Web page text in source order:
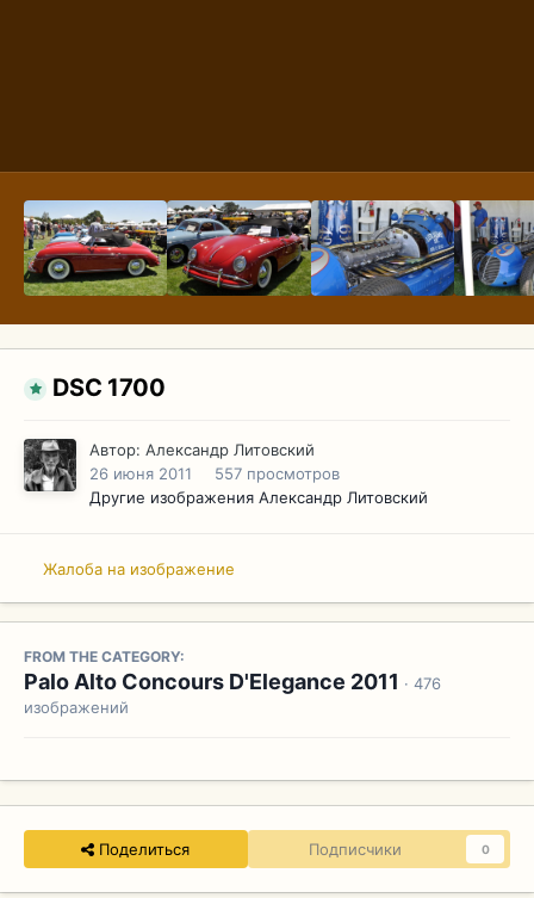
DSC 1700
Автор: Александр Литовский
26 июня 2011
557 просмотров
Другие изображения Александр Литовский
Жалоба на изображение
FROM THE CATEGORY:
Palo Alto Concours D'Elegance 2011 · 476
изображений
Поделиться Подписчики 0